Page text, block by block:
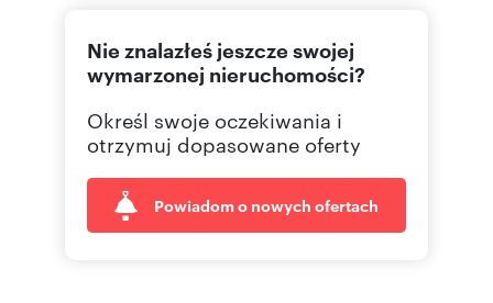
Nie znalazłeś jeszcze swojej
wymarzonej nieruchomości?
Określ swoje oczekiwania i
otrzymuj dopasowane oferty
Powiadom o nowych ofertach